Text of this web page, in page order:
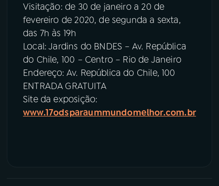
Visitação: de 30 de janeiro a 20 de
fevereiro de 2020, de segunda a sexta,
das 7h às 19h
Local: Jardins do BNDES – Av. República
do Chile, 100 – Centro – Rio de Janeiro
Endereço: Av. República do Chile, 100
ENTRADA GRATUITA
Site da exposição:
www.17odsparaummundomelhor.com.br